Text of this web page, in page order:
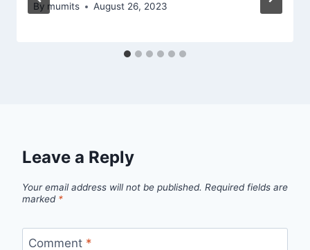
By mumits August 26, 2023
Leave a Reply
Your email address will not be published. Required fields are
marked *
Comment *